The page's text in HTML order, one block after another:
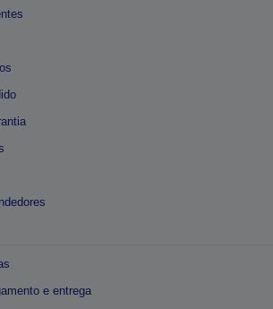
e entrega